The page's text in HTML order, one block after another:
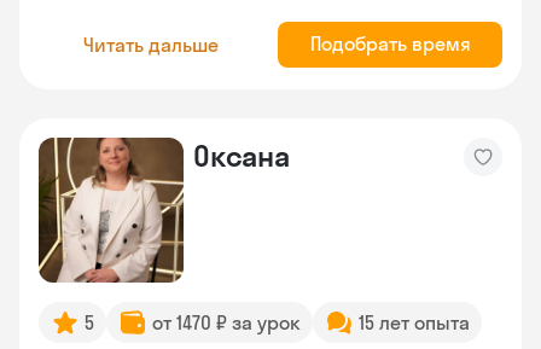
Читать дальше Подобрать время
Оксана
5 от 1470 ₽ за урок 15 лет опыта